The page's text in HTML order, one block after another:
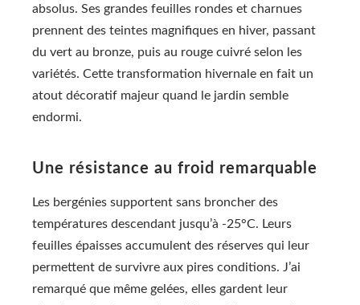
absolus. Ses grandes feuilles rondes et charnues
prennent des teintes magnifiques en hiver, passant
du vert au bronze, puis au rouge cuivré selon les
variétés. Cette transformation hivernale en fait un
atout décoratif majeur quand le jardin semble
endormi.
Une résistance au froid remarquable
Les bergénies supportent sans broncher des
températures descendant jusqu’à -25°C. Leurs
feuilles épaisses accumulent des réserves qui leur
permettent de survivre aux pires conditions. J’ai
remarqué que même gelées, elles gardent leur